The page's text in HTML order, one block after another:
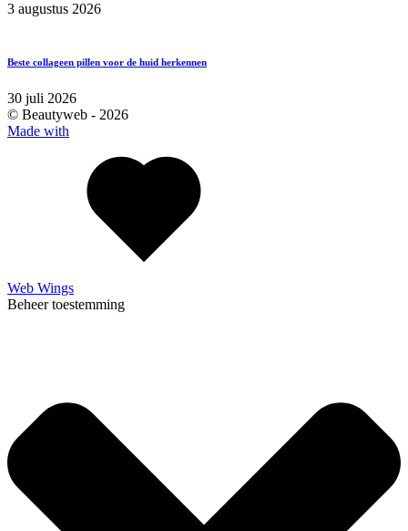
3 augustus 2026
Beste collageen pillen voor de huid herkennen
30 juli 2026
© Beautyweb - 2026
Made with
Web Wings
Beheer toestemming